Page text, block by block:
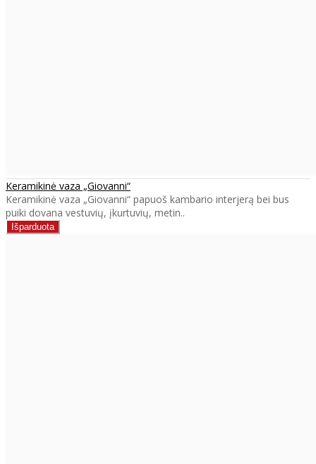
Keramikinė vaza „Giovanni“
Keramikinė vaza „Giovanni“ papuoš kambario interjerą bei bus
puiki dovana vestuvių, įkurtuvių, metin..